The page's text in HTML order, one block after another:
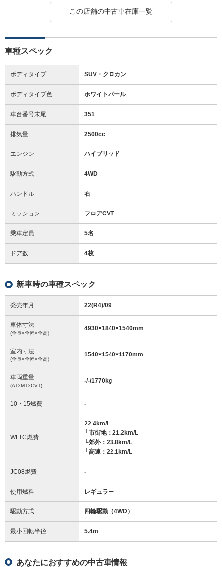
この店舗の中古車在庫一覧
車種スペック
ボディタイプ SUV・クロカン
ボディタイプ色 ホワイトパール
車台番号末尾 351
排気量 2500cc
エンジン ハイブリッド
駆動方式 4WD
ハンドル 右
ミッション フロアCVT
乗車定員 5名
ドア数 4枚
新車時の車種スペック
発売年月 22(R4)/09
車体寸法
(全長×全幅×全高)
4930×1840×1540mm
室内寸法
(全長×全幅×全高)
1540×1540×1170mm
車両重量
(AT×MT×CVT)
-/-/1770kg
10・15燃費 -
WLTC燃費
22.4km/L
└市街地：21.2km/L
└郊外：23.8km/L
└高速：22.1km/L
JC08燃費 -
使用燃料 レギュラー
駆動方式 四輪駆動（4WD）
最小回転半径 5.4m
あなたにおすすめの中古車情報